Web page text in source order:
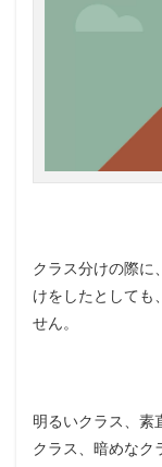
クラス分けの際に
けをしたとしても
せん。
明るいクラス、素
クラス、暗めなク